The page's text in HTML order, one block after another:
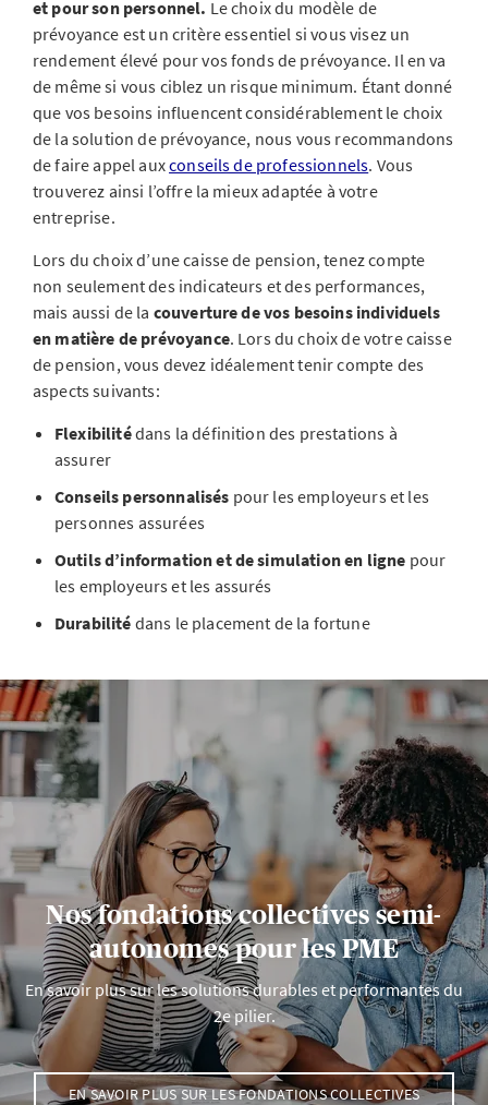
et pour son personnel. Le choix du modèle de
prévoyance est un critère essentiel si vous visez un
rendement élevé pour vos fonds de prévoyance. Il en va
de même si vous ciblez un risque minimum. Étant donné
que vos besoins influencent considérablement le choix
de la solution de prévoyance, nous vous recommandons
de faire appel auxconseils de professionnels. Vous
trouverez ainsi l’offre la mieux adaptée à votre
entreprise.
Lors du choix d’une caisse de pension, tenez compte
non seulement des indicateurs et des performances,
mais aussi de la couverture de vos besoins individuels
en matière de prévoyance. Lors du choix de votre caisse
de pension, vous devez idéalement tenir compte des
aspects suivants:
Flexibilitédans la définition des prestations à
assurer
Conseils personnalisés pour les employeurs et les
personnes assurées
Outils d’information et de simulation en ligne pour
les employeurs et les assurés
Durabilité dans le placement de la fortune
Nos fondations collectives semi-
autonomes pour les PME
En savoir plus sur les solutions durables et performantes du
2e pilier.
EN SAVOIR PLUS SUR LES FONDATIONS COLLECTIVES